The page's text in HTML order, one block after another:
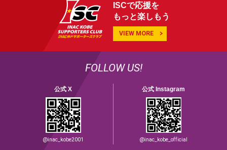
ISCで応援を
もっと楽しもう
VIEW MORE
FOLLOW US!
公式 X
@inac_kobe2001
公式 Instagram
@inac_kobe_official